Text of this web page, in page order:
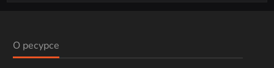
к
О ресурсе